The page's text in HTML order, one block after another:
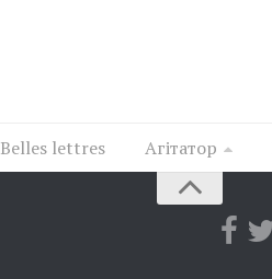
Belles lettres Агітатор